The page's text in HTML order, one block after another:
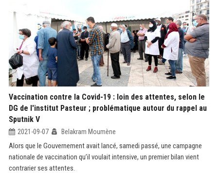
Vaccination contre la Covid-19 : loin des attentes, selon le
DG de l'institut Pasteur ; problématique autour du rappel au
Sputnik V
2021-09-07 Belakram Moumène
Alors que le Gouvernement avait lancé, samedi passé, une campagne
nationale de vaccination qu’il voulait intensive, un premier bilan vient
contrarier ses attentes.